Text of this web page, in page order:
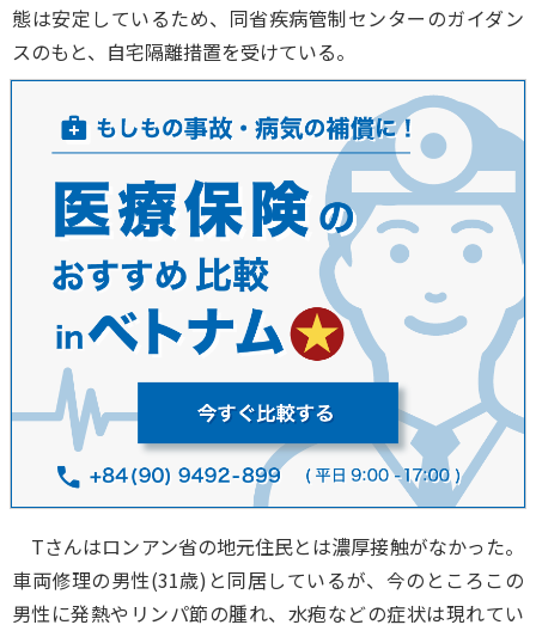
態は安定しているため、同省疾病管制センターのガイダン
スのもと、自宅隔離措置を受けている。
Tさんはロンアン省の地元住民とは濃厚接触がなかった。
車両修理の男性(31歳)と同居しているが、今のところこの
男性に発熱やリンパ節の腫れ、水疱などの症状は現れてい